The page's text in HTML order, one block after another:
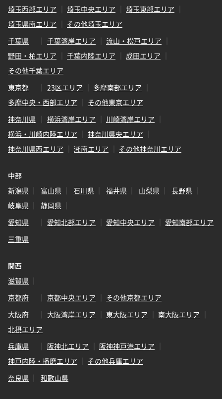
埼玉西部エリア
埼玉中央エリア
埼玉東部エリア
埼玉県南エリア
その他埼玉エリア
千葉県
千葉湾岸エリア
流山・松戸エリア
野田・柏エリア
千葉内陸エリア
成田エリア
その他千葉エリア
東京都
23区エリア
多摩南部エリア
多摩中央・西部エリア
その他東京エリア
神奈川県
横浜湾岸エリア
川崎湾岸エリア
横浜・川崎内陸エリア
神奈川県央エリア
神奈川県西エリア
湘南エリア その他神奈川エリア
中部
新潟県
富山県 石川県 福井県 山梨県
長野県
岐阜県
静岡県
愛知県
愛知北部エリア 愛知中央エリア
愛知南部エリア
三重県
関西
滋賀県
京都府
京都中央エリア
その他京都エリア
大阪府
大阪湾岸エリア 東大阪エリア
南大阪エリア
北摂エリア
兵庫県
阪神北エリア
阪神神戸港エリア
神戸内陸・播磨エリア
その他兵庫エリア
奈良県
和歌山県